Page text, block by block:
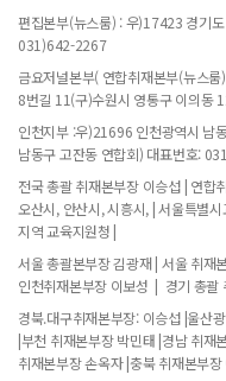
편집본부(뉴스룸) : 우)17423 경기
031)642-2267
금요저널본부( 연합취재본부(뉴스
8번길 11(구)수원시 영통구 이의동
인천지부 :우)21696 인천광역시 남
남동구 고잔동 연합회) 대표번호:
전국 총괄 취재본부장 이승섭 | 연합
오산시, 안산시, 시흥시, | 서울특별
지역 교육지원청 |
서울 총괄본부장 김광재 | 서울 취재
인천취재본부장 이보성 | 경기 총괄
경북.대구취재본부장: 이승섭 |울산
|부천 취재본부장 박민태 |경남 취재
취재본부장 손옥자 |충북 취재본부장